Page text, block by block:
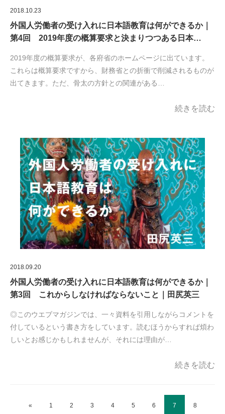
2018.10.23
外国人労働者の受け入れに日本語教育は何ができるか｜
第4回 2019年度の概算要求と決まりつつある日本…
2019年度の概算要求が、各府省のホームページに出ています。
これらは概算要求ですから、財務省との折衝で削減されるものが
出てきます。ただ、骨太の方針との関連がある…
続きを読む
2018.09.20
外国人労働者の受け入れに日本語教育は何ができるか｜
第3回 これからしなければならないこと｜田尻英三
◎このウエブマガジンでは、一々資料を引用しながらコメントを
付しているという書き方をしています。読むほうからすれば煩わ
しいとお感じかもしれませんが、それには理由が…
続きを読む
« 1 2 3 4 5 6 7 8